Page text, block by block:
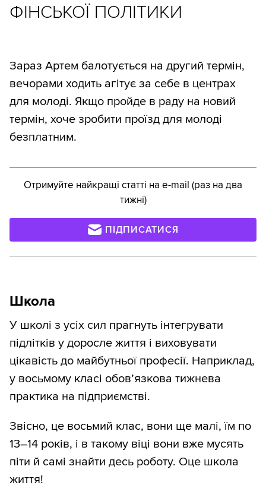
ФІНСЬКОЇ ПОЛІТИКИ
Зараз Артем балотується на другий термін,
вечорами ходить агітує за себе в центрах
для молоді. Якщо пройде в раду на новий
термін, хоче зробити проїзд для молоді
безплатним.
Отримуйте найкращі статті на e-mail (раз на два
тижні)
ПІДПИСАТИСЯ
Школа
У школі з усіх сил прагнуть інтегрувати
підлітків у доросле життя і виховувати
цікавість до майбутньої професії. Наприклад,
у восьмому класі обовʼязкова тижнева
практика на підприємстві.
Звісно, це восьмий клас, вони ще малі, їм по
13–14 років, і в такому віці вони вже мусять
піти й самі знайти десь роботу. Оце школа
життя!